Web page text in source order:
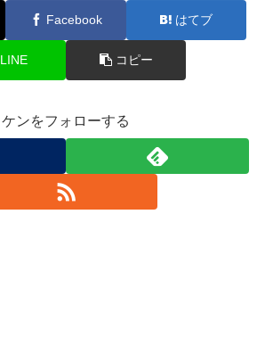
Facebook はてブ
LINE コピー
ケンをフォローする